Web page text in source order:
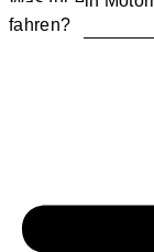
fahren?